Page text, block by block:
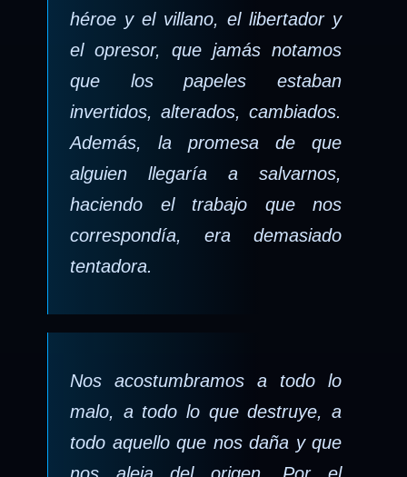
héroe y el villano, el libertador y
el opresor, que jamás notamos
que los papeles estaban
invertidos, alterados, cambiados.
Además, la promesa de que
alguien llegaría a salvarnos,
haciendo el trabajo que nos
correspondía, era demasiado
tentadora.
Nos acostumbramos a todo lo
malo, a todo lo que destruye, a
todo aquello que nos daña y que